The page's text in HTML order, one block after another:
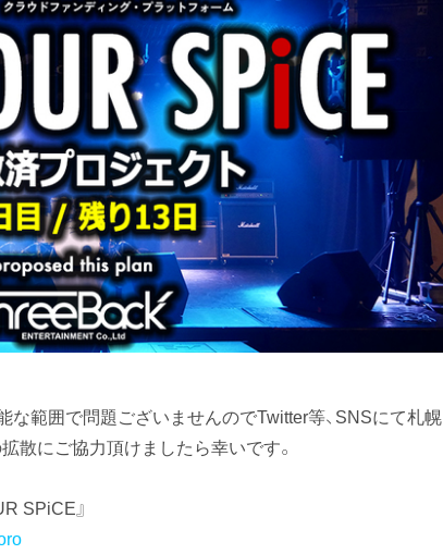
な範囲で問題ございませんのでTwitter等、SNSにて札幌
散にご協力頂けましたら幸いです。
SPiCE』